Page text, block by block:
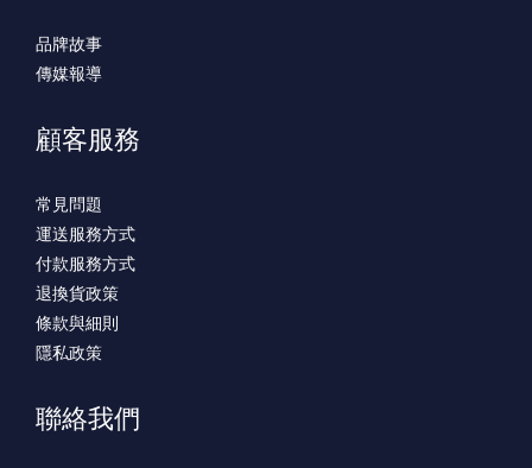
品牌故事
傳媒報導
顧客服務
常見問題
運送服務方式
付款服務方式
退換貨政策
條款與細則
隱私政策
聯絡我們